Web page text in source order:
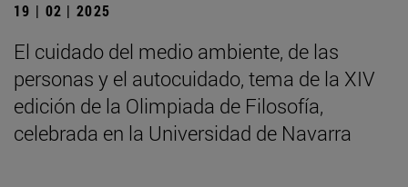
19 | 02 | 2025
El cuidado del medio ambiente, de las
personas y el autocuidado, tema de la XIV
edición de la Olimpiada de Filosofía,
celebrada en la Universidad de Navarra